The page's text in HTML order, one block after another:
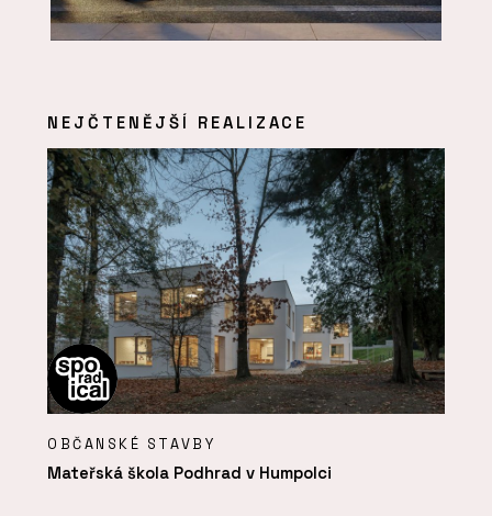
NEJČTENĚJŠÍ REALIZACE
OBČANSKÉ STAVBY
Mateřská škola Podhrad v Humpolci